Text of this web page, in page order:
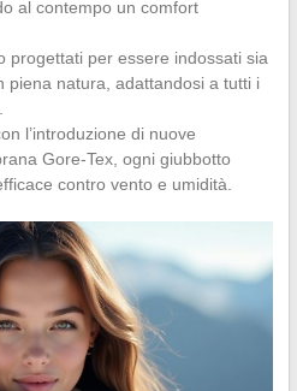
al contempo un comfort
progettati per essere indossati sia
piena natura, adattandosi a tutti i
l’introduzione di nuove
Gore-Tex, ogni giubbotto
contro vento e umidità.